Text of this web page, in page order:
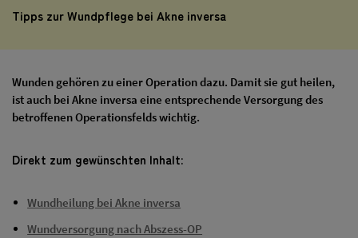
Tipps zur Wundpflege bei Akne inversa
Wunden gehören zu einer Operation dazu. Damit sie gut heilen,
ist auch bei Akne inversa eine entsprechende Versorgung des
betroffenen Operationsfelds wichtig.
Direkt zum gewünschten Inhalt:
Wundheilung bei Akne inversa
Wundversorgung nach Abszess-OP